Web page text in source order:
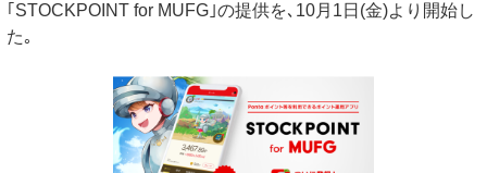
｢STOCKPOINT for MUFG｣の提供を､10月1日(金)より開始し
た｡